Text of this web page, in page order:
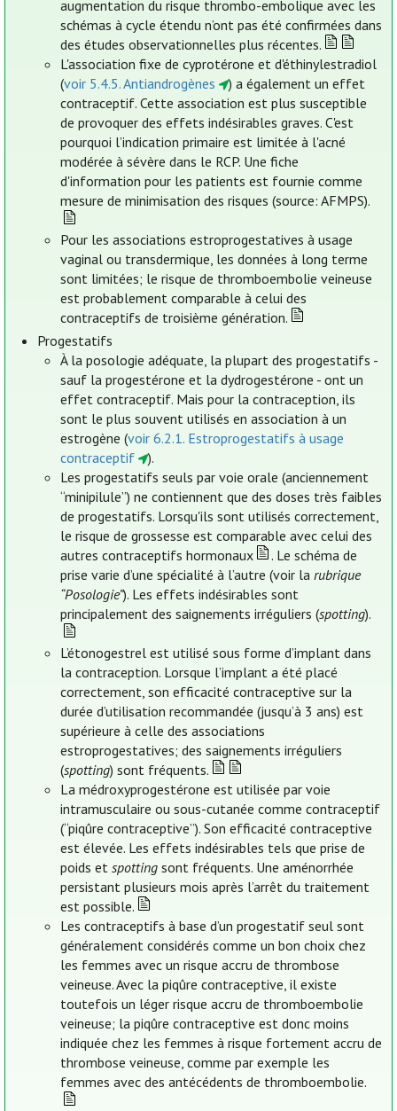
augmentation du risque thrombo-embolique avec les
schémas à cycle étendu n’ont pas été confirmées dans
des études observationnelles plus récentes.
L'association fixe de cyprotérone et d'éthinylestradiol
(voir 5.4.5. Antiandrogènes
) a également un effet
contraceptif. Cette association est plus susceptible
de provoquer des effets indésirables graves. C'est
pourquoi l’indication primaire est limitée à l'acné
modérée à sévère dans le RCP. Une fiche
d'information pour les patients est fournie comme
mesure de minimisation des risques (source: AFMPS).
Pour les associations estroprogestatives à usage
vaginal ou transdermique, les données à long terme
sont limitées; le risque de thromboembolie veineuse
est probablement comparable à celui des
contraceptifs de troisième génération.
Progestatifs
À la posologie adéquate, la plupart des progestatifs -
sauf la progestérone et la dydrogestérone - ont un
effet contraceptif. Mais pour la contraception, ils
sont le plus souvent utilisés en association à un
estrogène (voir 6.2.1. Estroprogestatifs à usage
contraceptif
).
Les progestatifs seuls par voie orale (anciennement
“minipilule”) ne contiennent que des doses très faibles
de progestatifs. Lorsqu'ils sont utilisés correctement,
le risque de grossesse est comparable avec celui des
autres contraceptifs hormonaux
. Le schéma de
prise varie d’une spécialité à l’autre (voir larubrique
“Posologie”). Les effets indésirables sont
principalement des saignements irréguliers (spotting).
L’étonogestrel est utilisé sous forme d’implant dans
la contraception. Lorsque l’implant a été placé
correctement, son efficacité contraceptive sur la
durée d’utilisation recommandée (jusqu’à 3 ans) est
supérieure à celle des associations
estroprogestatives; des saignements irréguliers
(spotting) sont fréquents.
La médroxyprogestérone est utilisée par voie
intramusculaire ou sous-cutanée comme contraceptif
(“piqûre contraceptive”). Son efficacité contraceptive
est élevée. Les effets indésirables tels que prise de
poids etspotting sont fréquents. Une aménorrhée
persistant plusieurs mois après l’arrêt du traitement
est possible.
Les contraceptifs à base d’un progestatif seul sont
généralement considérés comme un bon choix chez
les femmes avec un risque accru de thrombose
veineuse. Avec la piqûre contraceptive, il existe
toutefois un léger risque accru de thromboembolie
veineuse; la piqûre contraceptive est donc moins
indiquée chez les femmes à risque fortement accru de
thrombose veineuse, comme par exemple les
femmes avec des antécédents de thromboembolie.